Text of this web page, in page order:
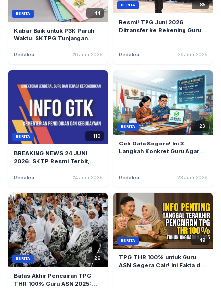
BERITA 44
Kabar Baik untuk P3K Paruh
Waktu: SKTPG Tunjangan
Cek Statusnya!
Redaksi 26 Juni 2026
BERITA 85
Resmi! TPG Juni 2026
Ditransfer ke Rekening Guru,
Redaksi 26 Juni 2026
BERITA 110
BREAKING NEWS 24 JUNI
2026: SKTP Resmi Terbit,
Persen Segera Mengalir ke
Redaksi 24 Juni 2026
BERITA 23
Cek Data Segera! Ini 3
Langkah Konkret Guru Agar
Redaksi 23 Juni 2026
BERITA 26
Batas Akhir Pencairan TPG
THR 100% Guru ASN 2025:
BERITA 49
TPG THR 100% untuk Guru
ASN Segera Cair! Ini Fakta dan